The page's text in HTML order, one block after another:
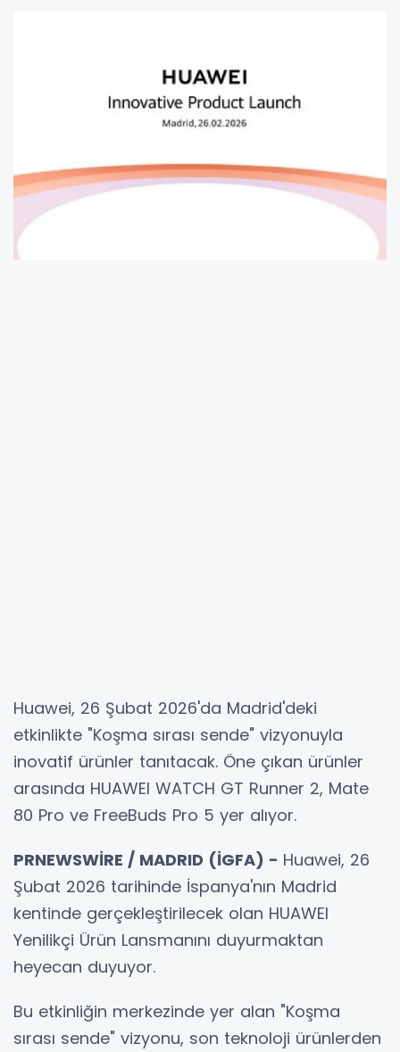
Huawei, 26 Şubat 2026'da Madrid'deki
etkinlikte "Koşma sırası sende" vizyonuyla
inovatif ürünler tanıtacak. Öne çıkan ürünler
arasında HUAWEI WATCH GT Runner 2, Mate
80 Pro ve FreeBuds Pro 5 yer alıyor.
PRNEWSWİRE / MADRID (İGFA) - Huawei, 26
Şubat 2026 tarihinde İspanya'nın Madrid
kentinde gerçekleştirilecek olan HUAWEI
Yenilikçi Ürün Lansmanını duyurmaktan
heyecan duyuyor.
Bu etkinliğin merkezinde yer alan "Koşma
sırası sende" vizyonu, son teknoloji ürünlerden